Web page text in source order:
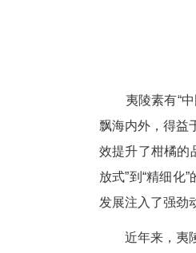
星翔联
施肥、
生产等技
陵红”柑
海外，远
“我们新
养一方人